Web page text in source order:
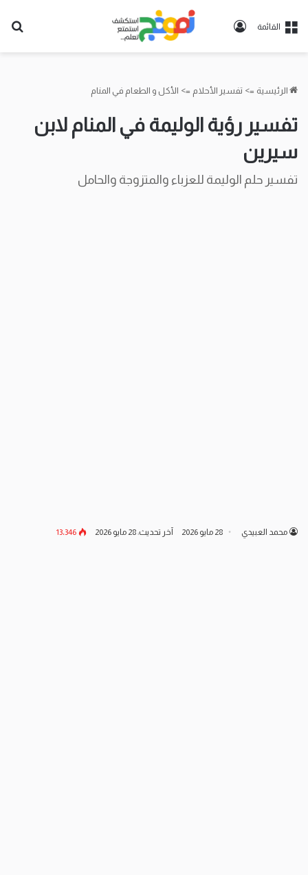
القائمة
الرئيسية => تفسير الأحلام => الأكل و الطعام في المنام
تفسير رؤية الوليمة في المنام لابن
سيرين
تفسير حلم الوليمة للعزباء والمتزوجة والحامل
محمد العبيدي 28 مايو 2026 آخر تحديث: 28 مايو 2026 13٬346